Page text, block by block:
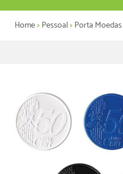
Home>Pessoal>Porta Moedas